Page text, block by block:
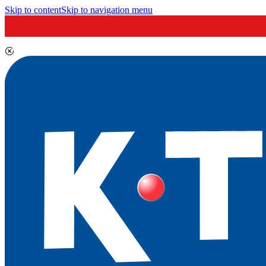
Skip to contentSkip to navigation menu